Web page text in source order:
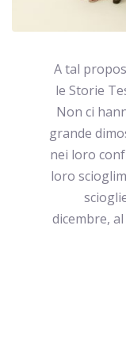
A tal
le Storie
Non ci
grande
nei loro
loro
dicembre,